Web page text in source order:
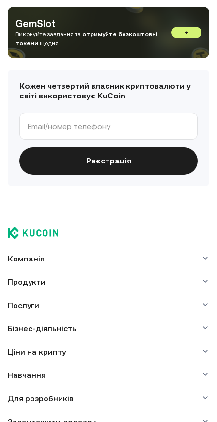
GemSlot
Виконуйте завдання та отримуйте безкоштовні
токени щодня
→
Кожен четвертий власник криптовалюти у
світі використовує KuCoin
Реєстрація
Компанія
Продукти
Послуги
Бізнес-діяльність
Ціни на крипту
Навчання
Для розробників